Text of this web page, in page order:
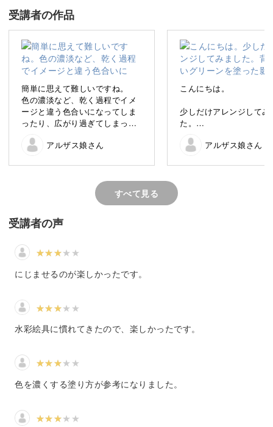
水が混ざって滲んでいく感覚が美しく、とても癒やされる
画材ですよ。
完成したお花の絵は、お部屋に飾ると季節のインテリアに
もなります。
四季折々の自然に目を向けながら、色鮮やかな水彩の時間
を楽しんでみませんか？
気軽にはじめられる透明水彩
う…」
まずは基本のお花を描きながら、絵の具の濃さや色の使い
方、塗り方などを一緒に練習していきましょう。
受講者の作品
簡単に思えて難しいですね。
色の濃淡など、乾く過程でイメ
ージと違う色合いになってしま
ったり、広がり過ぎてしまった
けれど、そんな過程も今は楽し
・茎のために残していた部分
が、茎を描いた後に余白が少し
残ってしまいました。その場
合、白く残したままで良いので
・下書きの鉛筆は色を塗り乾い
た後に消せますか？
アルザス娘さん
こんにちは。
少しだけアレンジしてみ
た。
響で、グラスペディア
たです。
アルザス娘さん
すべて見る
受講者の声
にじませるのが楽しかったです。
水彩絵具に慣れてきたので、楽しかったです。
色を濃くする塗り方が参考になりました。